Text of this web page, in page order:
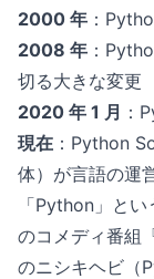
2000 年 ：
2008 年 ：
切る大きな変更
2020 年 1 月 ：
現在 ：Python
体）が言語の運
「Python」と
のコメディ番組
のニシキヘビ（